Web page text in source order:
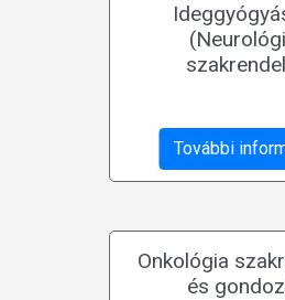
További
Onkológia
és